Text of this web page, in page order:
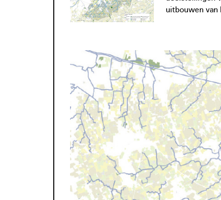
uitbouwen